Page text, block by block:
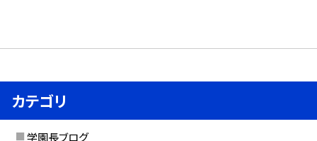
カテゴリ
学園長ブログ